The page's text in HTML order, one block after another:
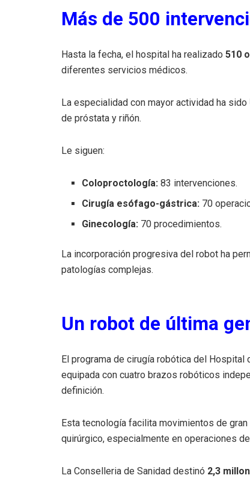
Más de 500
Hasta la fecha, el hospital ha realizado 510
diferentes servicios médicos.
La especialidad con mayor actividad ha sido
de próstata y riñón.
Le siguen:
Coloproctología: 83 intervenciones.
Cirugía esófago-gástrica: 70
Ginecología: 70 procedimientos.
La incorporación progresiva del robot ha
patologías complejas.
Un robot de última
El programa de cirugía robótica del
equipada con cuatro brazos robóticos
definición.
Esta tecnología facilita movimientos de
quirúrgico, especialmente en operaciones
La Conselleria de Sanidad destinó 2,3